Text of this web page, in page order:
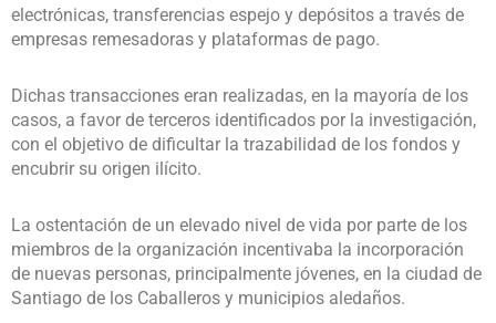
electrónicas, transferencias espejo y depósitos a través de
empresas remesadoras y plataformas de pago.
Dichas transacciones eran realizadas, en la mayoría de los
casos, a favor de terceros identificados por la investigación,
con el objetivo de dificultar la trazabilidad de los fondos y
encubrir su origen ilícito.
La ostentación de un elevado nivel de vida por parte de los
miembros de la organización incentivaba la incorporación
de nuevas personas, principalmente jóvenes, en la ciudad de
Santiago de los Caballeros y municipios aledaños.